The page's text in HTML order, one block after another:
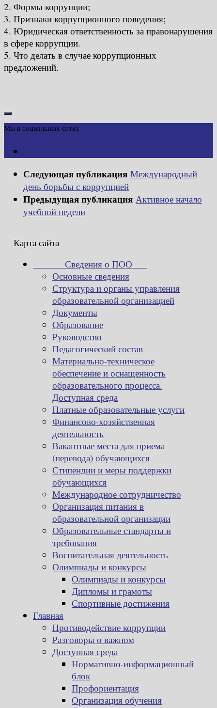
2. Формы коррупции;
3. Признаки коррупционного поведения;
4. Юридическая ответственность за правонарушения
в сфере коррупции.
5. Что делать в случае коррупционных
предложений.
Мы в социальных сетях
Следующая публикация Международный
день борьбы с коррупцией
Предыдущая публикация Активное начало
учебной недели
Карта сайта
Сведения о ПОО
Основные сведения
Структура и органы управления
образовательной организацией
Документы
Образование
Руководство
Педагогический состав
Материально-техническое
обеспечение и оснащенность
образовательного процесса.
Доступная среда
Платные образовательные услуги
Финансово-хозяйственная
деятельность
Вакантные места для приема
(перевода) обучающихся
Стипендии и меры поддержки
обучающихся
Международное сотрудничество
Организация питания в
образовательной организации
Образовательные стандарты и
требования
Воспитательная деятельность
Олимпиады и конкурсы
Олимпиады и конкурсы
Дипломы и грамоты
Спортивные достижения
Главная
Противодействие коррупции
Разговоры о важном
Доступная среда
Нормативно-информационный
блок
Профориентация
Организация обучения